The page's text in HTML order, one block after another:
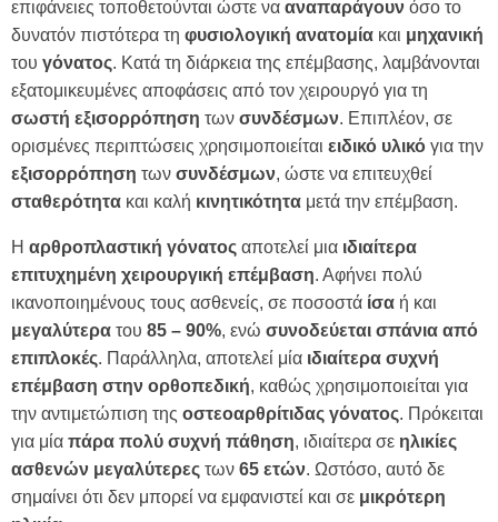
επιφάνειες τοποθετούνται ώστε να αναπαράγουν όσο το
δυνατόν πιστότερα τη φυσιολογική ανατομία και μηχανική
του γόνατος. Κατά τη διάρκεια της επέμβασης, λαμβάνονται
εξατομικευμένες αποφάσεις από τον χειρουργό για τη
σωστή εξισορρόπηση των συνδέσμων. Επιπλέον, σε
ορισμένες περιπτώσεις χρησιμοποιείται ειδικό υλικό για την
εξισορρόπηση των συνδέσμων, ώστε να επιτευχθεί
σταθερότητα και καλή κινητικότητα μετά την επέμβαση.
Η αρθροπλαστική γόνατος αποτελεί μια ιδιαίτερα
επιτυχημένη χειρουργική επέμβαση. Αφήνει πολύ
ικανοποιημένους τους ασθενείς, σε ποσοστά ίσα ή και
μεγαλύτερα του 85 – 90%, ενώ συνοδεύεται σπάνια από
επιπλοκές. Παράλληλα, αποτελεί μία ιδιαίτερα συχνή
επέμβαση στην ορθοπεδική, καθώς χρησιμοποιείται για
την αντιμετώπιση της οστεοαρθρίτιδας γόνατος. Πρόκειται
για μία πάρα πολύ συχνή πάθηση, ιδιαίτερα σε ηλικίες
ασθενών μεγαλύτερες των 65 ετών. Ωστόσο, αυτό δε
σημαίνει ότι δεν μπορεί να εμφανιστεί και σε μικρότερη